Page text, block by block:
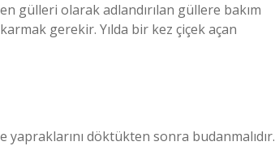
gülleri olarak adlandırılan güllere bakım
gerekir. Yılda bir kez çiçek açan
yapraklarını döktükten sonra budanmalıdır.